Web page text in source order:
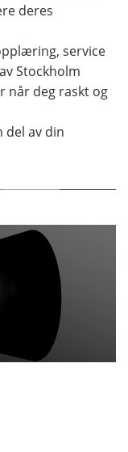
deres
service
Stockholm
når deg raskt og
del av din